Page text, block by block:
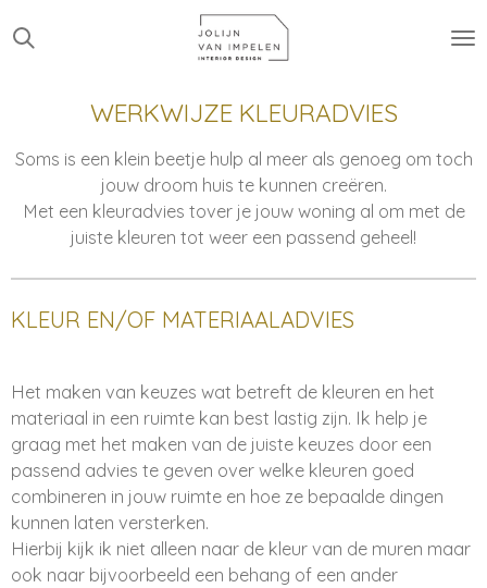
Ga
direct
hoofdinhoudWERKWIJZE KLEURADVIES
Soms is een klein beetje hulp al meer als genoeg om toch
jouw droom huis te kunnen creëren.
Met een kleuradvies tover je jouw woning al om met de
juiste kleuren tot weer een passend geheel!
KLEUR EN/OF MATERIAALADVIES
Het maken van keuzes wat betreft de kleuren en het
materiaal in een ruimte kan best lastig zijn. Ik help je
graag met het maken van de juiste keuzes door een
passend advies te geven over welke kleuren goed
combineren in jouw ruimte en hoe ze bepaalde dingen
kunnen laten versterken.
Hierbij kijk ik niet alleen naar de kleur van de muren maar
ook naar bijvoorbeeld een behang of een ander